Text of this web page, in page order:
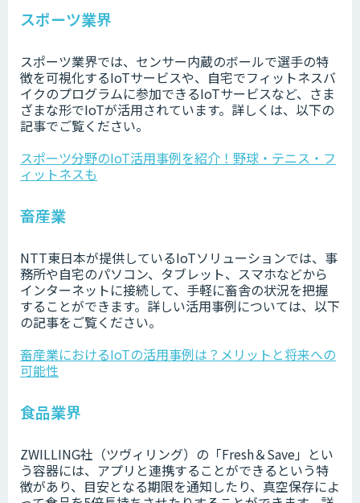
スポーツ業界
スポーツ業界では、センサー内蔵のボールで選手の特
徴を可視化するIoTサービスや、自宅でフィットネスバ
イクのプログラムに参加できるIoTサービスなど、さま
ざまな形でIoTが活用されています。詳しくは、以下の
記事でご覧ください。
スポーツ分野のIoT活用事例を紹介！野球・テニス・フ
ィットネスも
畜産業
NTT東日本が提供しているIoTソリューションでは、事
務所や自宅のパソコン、タブレット、スマホなどから
インターネットに接続して、手軽に畜舎の状況を把握
することができます。詳しい活用事例については、以下
の記事をご覧ください。
畜産業におけるIoTの活用事例は？メリットと将来への
可能性
食品業界
ZWILLING社（ツヴィリング）の「Fresh＆Save」とい
う容器には、アプリと連携することができるという特
徴があり、目安となる期限を通知したり、真空保存によ